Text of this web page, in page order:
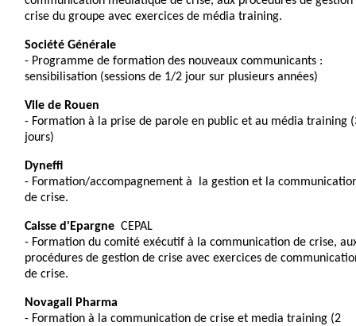
crise du groupe avec exercices de média training.
Société Générale
- Programme de formation des nouveaux communicants :
sensibilisation (sessions de 1/2 jour sur plusieurs années)
Vile de Rouen
- Formation à la prise de parole en public et au média training
jours)
Dyneff
- Formation/accompagnement à la gestion et la
de crise.
Caisse d'Epargne CEPAL
- Formation du comité exécutif à la communication de crise,
procédures de gestion de crise avec exercices de
de crise.
Novagali Pharma
- Formation à la communication de crise et media training (2